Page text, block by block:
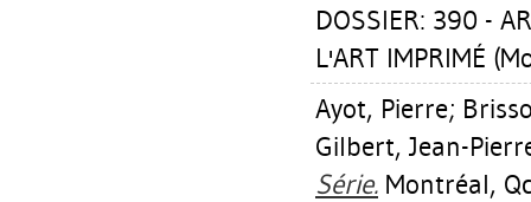
DOSSIER: 390 -
L'ART IMPRIMÉ
Ayot, Pierre;
Gilbert, Jean-
Série. Montréal,